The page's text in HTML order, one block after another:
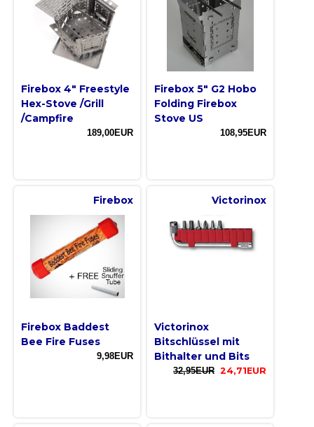
Firebox 4" Freestyle
Hex-Stove /Grill
/Campfire
189,00EUR
Firebox 5" G2 Hobo
Folding Firebox
Stove US
108,95EUR
Firebox
Firebox Baddest
Bee Fire Fuses
9,98EUR
Victorinox
Victorinox
Bitschlüssel mit
Bithalter und Bits
32,95EUR 24,71EUR